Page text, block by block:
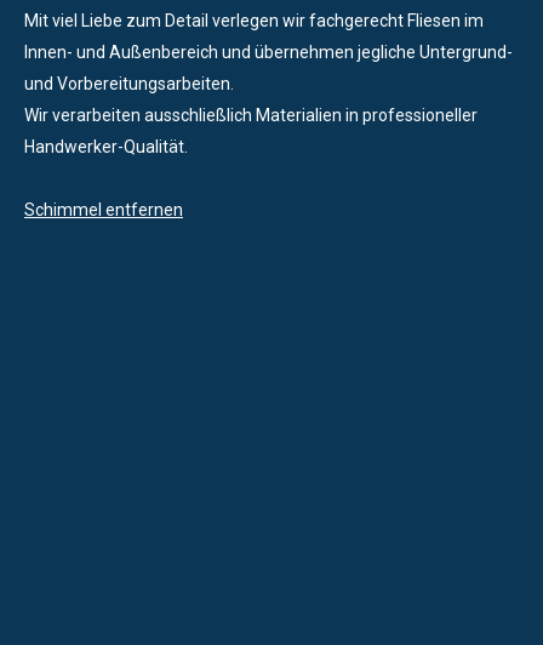
Mit viel Liebe zum Detail verlegen wir fachgerecht Fliesen im
Innen- und Außenbereich und übernehmen jegliche Untergrund-
und Vorbereitungsarbeiten.
Wir verarbeiten ausschließlich Materialien in professioneller
Handwerker-Qualität.
Schimmel entfernen